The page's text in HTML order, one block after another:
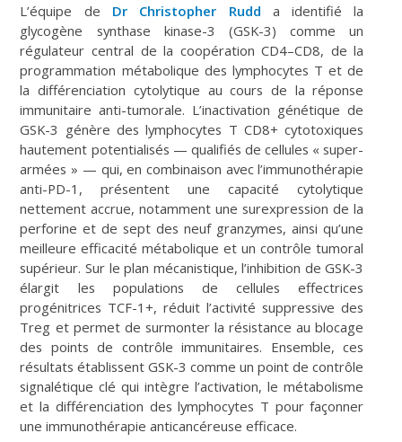
L’équipe de Dr Christopher Rudd a identifié la
glycogène synthase kinase-3 (GSK-3) comme un
régulateur central de la coopération CD4–CD8, de la
programmation métabolique des lymphocytes T et de
la différenciation cytolytique au cours de la réponse
immunitaire anti-tumorale. L’inactivation génétique de
GSK-3 génère des lymphocytes T CD8+ cytotoxiques
hautement potentialisés — qualifiés de cellules « super-
armées » — qui, en combinaison avec l’immunothérapie
anti-PD-1, présentent une capacité cytolytique
nettement accrue, notamment une surexpression de la
perforine et de sept des neuf granzymes, ainsi qu’une
meilleure efficacité métabolique et un contrôle tumoral
supérieur. Sur le plan mécanistique, l’inhibition de GSK-3
élargit les populations de cellules effectrices
progénitrices TCF-1+, réduit l’activité suppressive des
Treg et permet de surmonter la résistance au blocage
des points de contrôle immunitaires. Ensemble, ces
résultats établissent GSK-3 comme un point de contrôle
signalétique clé qui intègre l’activation, le métabolisme
et la différenciation des lymphocytes T pour façonner
une immunothérapie anticancéreuse efficace.